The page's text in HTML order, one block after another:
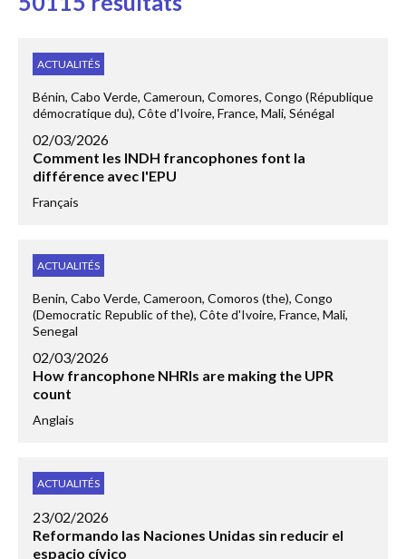
ACTUALITÉS
Bénin, Cabo Verde, Cameroun, Comores, Congo (République
démocratique du), Côte d'Ivoire, France, Mali, Sénégal
02/03/2026
Comment les INDH francophones font la
différence avec l'EPU
Français
ACTUALITÉS
Benin, Cabo Verde, Cameroon, Comoros (the), Congo
(Democratic Republic of the), Côte d'Ivoire, France, Mali,
Senegal
02/03/2026
How francophone NHRIs are making the UPR
count
Anglais
ACTUALITÉS
23/02/2026
Reformando las Naciones Unidas sin reducir el
espacio cívico